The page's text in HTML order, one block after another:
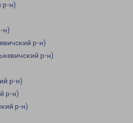
р-н)
н)
р-н)
р-н)
р-н)
р-н)
р-н)